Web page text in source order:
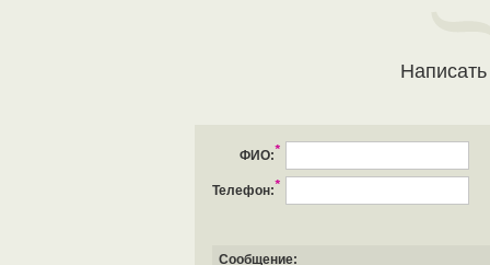
ФИО:*
Телефон:*
Сообщение: